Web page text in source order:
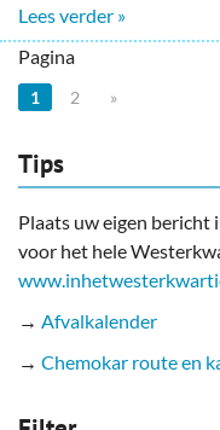
Lees verder »
Pagina
1 2 »
Tips
Plaats uw eigen bericht
voor het hele
→ Afvalkalender
→ Chemokar route en